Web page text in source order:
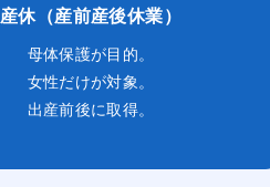
産休（産前産後休業）
母体保護が目的。
女性だけが対象。
出産前後に取得。